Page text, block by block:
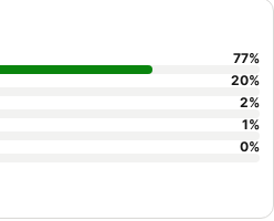
vistelse, överväg ett rum
77%
20%
2%
1%
0%